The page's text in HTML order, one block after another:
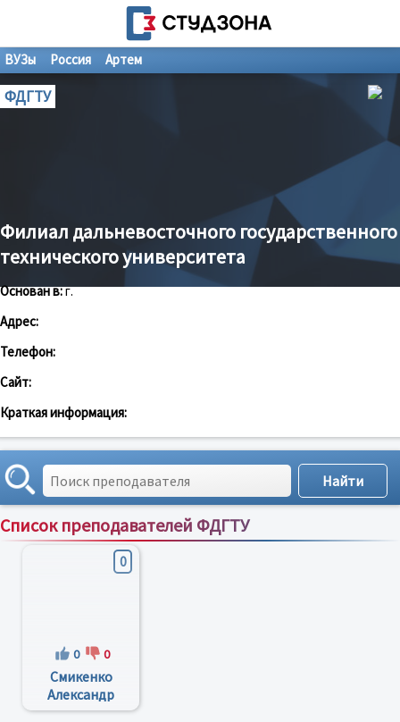
ВУЗы Россия Артем
ФДГТУ
Филиал дальневосточного государственного
технического университета
Основан в:г.
Адрес:
Телефон:
Сайт:
Краткая информация:
Список преподавателей ФДГТУ
Сортировка по:имени;рейтингу;отзывам
0
0 0
Смикенко
Александр
Васильевич